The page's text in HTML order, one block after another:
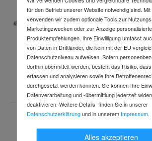
DV3x1,5 TUBIS
Art.-Nr. 62523525
Lieferzeit: 4-7 Arbeitstage
94,99 €
inkl. MwSt.
DV3x1,5 KATLA
für den Betrieb unserer Website notwendig sind. Mit
verwenden wir zudem optionale Tools zur
Marketingzwecken oder zur Anzeige
Produktempfehlungen. Ihre Einwilligung umfasst
von Daten in Drittländer, die kein mit der EU
Datenschutzniveau aufweisen. Sofern
dorthin übermittelt werden, besteht das Risiko,
erfassen und analysieren sowie Ihre
durchgesetzt werden könnten. Sie können Ihre
Datenverarbeitung und -übermittlung jederzeit
deaktivieren. Weitere Details finden Sie in unserer
Datenschutzerklärungund in unserem Impressum.
Alles akzeptieren